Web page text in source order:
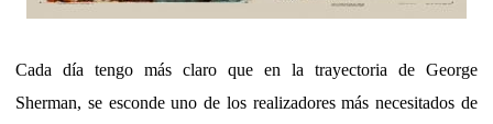
Cada día tengo más claro que en la trayectoria de George
Sherman, se esconde uno de los realizadores más necesitados de